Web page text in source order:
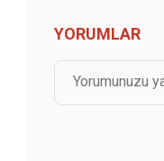
YORUMLAR